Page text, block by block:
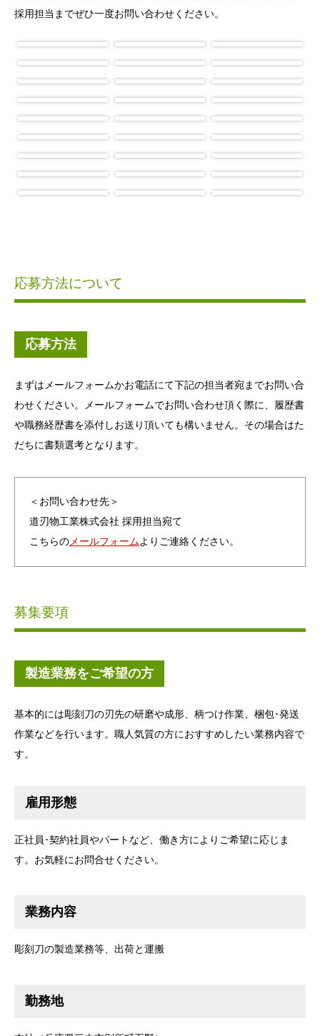
採用担当までぜひ一度お問い合わせください。
応募方法について
応募方法
まずはメールフォームかお電話にて下記の担当者宛までお問い合
わせください。メールフォームでお問い合わせ頂く際に、履歴書
や職務経歴書を添付しお送り頂いても構いません。その場合はた
だちに書類選考となります。
＜お問い合わせ先＞
道刃物工業株式会社 採用担当宛て
こちらの メールフォーム よりご連絡ください。
募集要項
製造業務をご希望の方
基本的には彫刻刀の刃先の研磨や成形、柄つけ作業、梱包･発送
作業などを行います。職人気質の方におすすめしたい業務内容で
す。
雇用形態
正社員･契約社員やパートなど、働き方によりご希望に応じま
す。お気軽にお問合せください。
業務内容
彫刻刀の製造業務等、出荷と運搬
勤務地